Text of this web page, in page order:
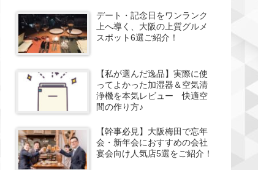
デート・記念日をワンランク
上へ導く、大阪の上質グルメ
スポット6選ご紹介！
【私が選んだ逸品】実際に使
ってよかった加湿器＆空気清
浄機を本気レビュー 快適空
間の作り方♪
【幹事必見】大阪梅田で忘年
会・新年会におすすめの会社
宴会向け人気店5選をご紹介！